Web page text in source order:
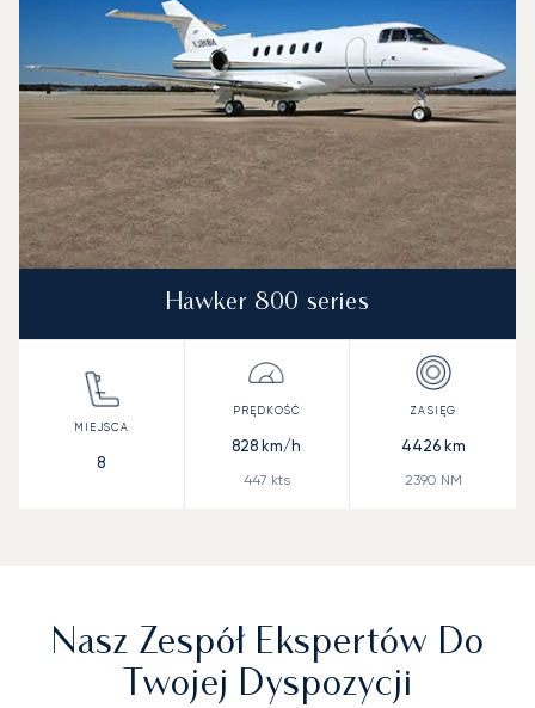
Hawker 800 series
8
828 km/h
447 kts
4426km
2390 NM
Nasz Zespół Ekspertów Do
Twojej Dyspozycji